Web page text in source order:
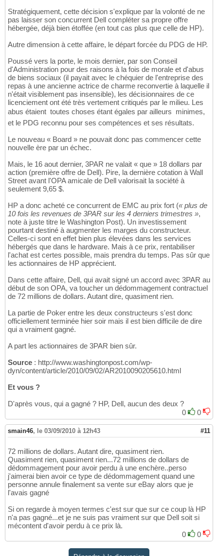
Stratégiquement, cette décision s'explique par la volonté de ne
pas laisser son concurrent Dell compléter sa propre offre
hébergée, déjà bien étoffée (en tout cas plus que celle de HP).
Autre dimension à cette affaire, le départ forcée du PDG de HP.
Poussé vers la porte, le mois dernier, par son Conseil
d'Administration pour des raisons à la fois de morale et d'abus
de biens sociaux (il payait avec le chéquier de l'entreprise des
repas à une ancienne actrice de charme reconvertie à laquelle il
n'était visiblement pas insensible), les décisionnaires de ce
licenciement ont été très vertement critiqués par le milieu. Les
abus étaient  toutes choses étant égales par ailleurs  minimes,
et le PDG reconnu pour ses compétences et ses résultats.
Le nouveau « Board » ne pouvait donc pas commencer cette
nouvelle ère par un échec.
Mais, le 16 aout dernier, 3PAR ne valait « que » 18 dollars par
action (première offre de Dell). Pire, la dernière cotation à Wall
Street avant l'OPA amicale de Dell valorisait la société à
seulement 9,65 $.
HP a donc acheté ce concurrent de EMC au prix fort (« plus de
10 fois les revenues de 3PAR sur les 4 derniers trimestres »,
note à juste titre le Washington Post). Un investissement
pourtant destiné à augmenter les marges du constructeur.
Celles-ci sont en effet bien plus élevées dans les services
hébergés que dans le hardware. Mais à ce prix, rentabiliser
l'achat est certes possible, mais prendra du temps. Pas sûr que
les actionnaires de HP apprécient.
Dans cette affaire, Dell, qui avait signé un accord avec 3PAR au
début de son OPA, va toucher un dédommagement contractuel
de 72 millions de dollars. Autant dire, quasiment rien.
La partie de Poker entre les deux constructeurs s'est donc
officiellement terminée hier soir mais il est bien difficile de dire
qui a vraiment gagné.
A part les actionnaires de 3PAR bien sûr.
Source : http://www.washingtonpost.com/wp-
dyn/content/article/2010/09/02/AR2010090205610.html
Et vous ?
D'après vous, qui a gagné ? HP, Dell, aucun des deux ?
0
0
smain46, le 03/09/2010 à 12h43 #11
72 millions de dollars. Autant dire, quasiment rien.
Quasiment rien, quasiment rien...72 millions de dollars de
dédommagement pour avoir perdu à une enchère..perso
j'aimerai bien avoir ce type de dédommagement quand une
personne annule finalement sa vente sur eBay alors que je
l'avais gagné
Si on regarde à moyen termes c'est sur que sur ce coup là HP
n'a pas gagné...et je ne suis pas vraiment sur que Dell soit si
mécontent d'avoir perdu à ce prix là.
0
0